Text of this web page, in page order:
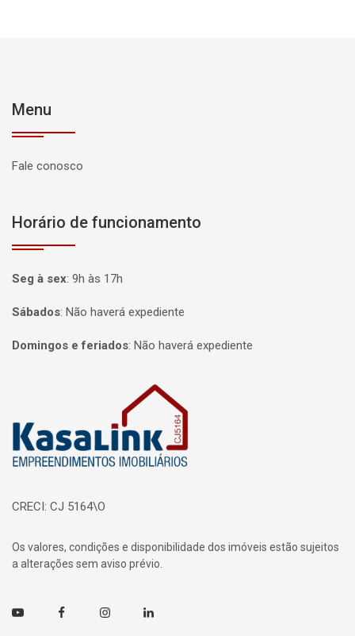
Menu
Fale conosco
Horário de funcionamento
Seg à sex: 9h às 17h
Sábados: Não haverá expediente
Domingos e feriados: Não haverá expediente
CRECI: CJ 5164\O
Os valores, condições e disponibilidade dos imóveis estão sujeitos
a alterações sem aviso prévio.
Youtube FacebookInstagramLinkedin